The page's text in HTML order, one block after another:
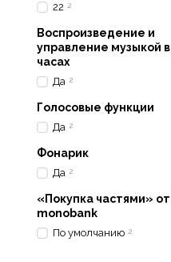
22 2
Воспроизведение и
управление музыкой в
часах
Да 2
Голосовые функции
Да 2
Фонарик
Да 2
«Покупка частями» от
monobank
По умолчанию 2